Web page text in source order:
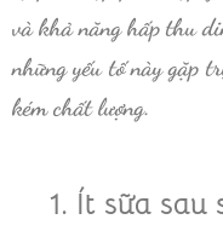
và khả năng hấp thu
những yếu tố này gặp
kém chất lượng.
1. Ít sữa